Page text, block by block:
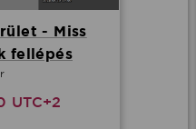
- Miss
fellépés
UTC+2